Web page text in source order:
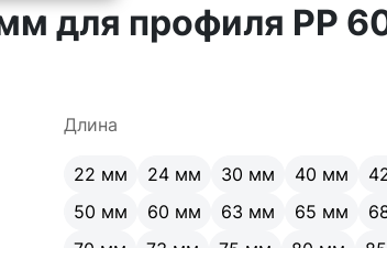
для профиля РР
Длина
22 мм 24 мм 30 мм 40 мм
50 мм
60 мм 63 мм 65 мм
70 мм
73 мм 75 мм 80 мм